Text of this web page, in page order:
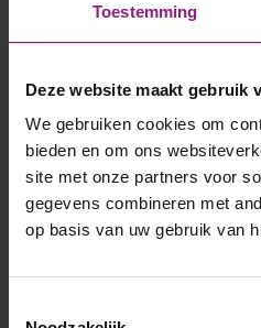
Toestemming
Deze website maakt gebruik
We gebruiken cookies om
bieden en om ons
site met onze partners voor
gegevens combineren met
op basis van uw gebruik van
BIM Specialist